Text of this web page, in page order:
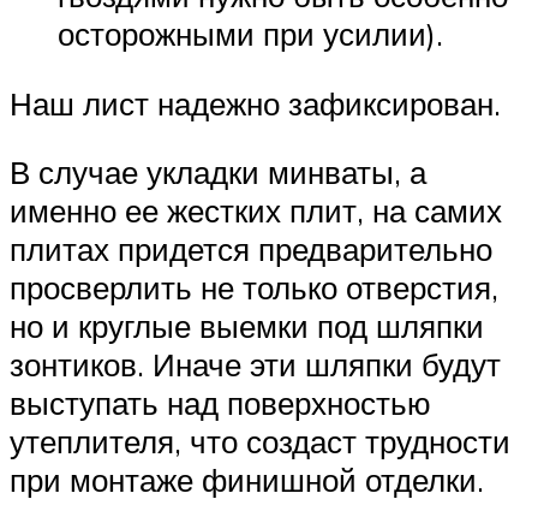
осторожными при усилии).
Наш лист надежно зафиксирован.
В случае укладки минваты, а
именно ее жестких плит, на самих
плитах придется предварительно
просверлить не только отверстия,
но и круглые выемки под шляпки
зонтиков. Иначе эти шляпки будут
выступать над поверхностью
утеплителя, что создаст трудности
при монтаже финишной отделки.